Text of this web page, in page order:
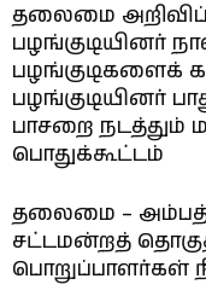
தலைமை
பழங்குடியினர்
பழங்குடிகளைக்
பழங்குடியினர்
பாசறை நடத்தும்
பொதுக்கூட்டம்
தலைமை –
சட்டமன்றத்
பொறுப்பாளர்கள்